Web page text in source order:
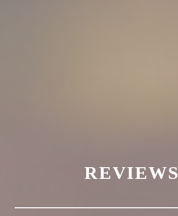
REVIEWS